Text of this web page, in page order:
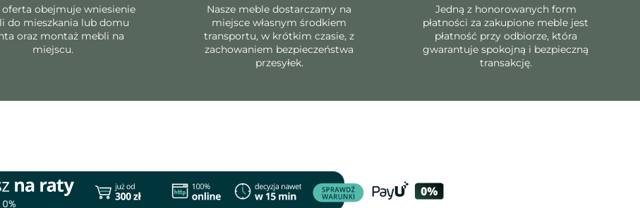
oferta obejmuje wniesienie
do mieszkania lub domu
oraz montaż mebli na
miejscu.
Nasze meble dostarczamy na
miejsce własnym środkiem
transportu, w krótkim czasie, z
zachowaniem bezpieczeństwa
przesyłek.
Jedną z honorowanych form
płatności za zakupione meble jest
płatność przy odbiorze, która
gwarantuje spokojną i bezpieczną
transakcję.